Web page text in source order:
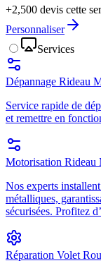
+2,500 devis cette
Personnaliser
Services
Dépannage Rideau
Service rapide de
et remettre en
Motorisation Rideau
Nos experts
métalliques,
sécurisées. Profitez
Réparation Volet